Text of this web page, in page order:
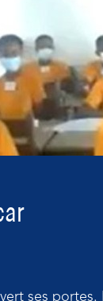
ses portes.